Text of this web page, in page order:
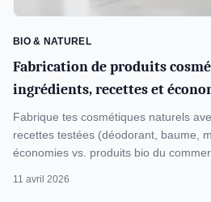
BIO & NATUREL
Fabrication de produits
ingrédients, recettes et
Fabrique tes cosmétiques naturels
recettes testées (déodorant, baume,
économies vs. produits bio du
11 avril 2026